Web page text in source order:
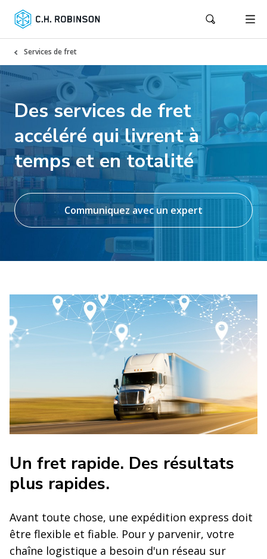
Services de fret
Des services de fret
accéléré qui livrent à
temps et en totalité
Communiquez avec un expert
Un fret rapide. Des résultats
plus rapides.
Avant toute chose, une expédition express doit
être flexible et fiable. Pour y parvenir, votre
chaîne logistique a besoin d'un réseau sur